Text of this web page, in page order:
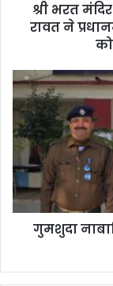
श्री भरत
रावत ने
गुमशुदा